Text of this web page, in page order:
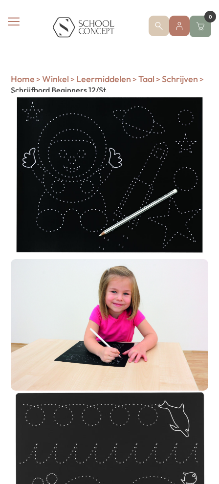
0
Home > Winkel > Leermiddelen > Taal > Schrijven >
Schrijfbord Beginners 12/St.